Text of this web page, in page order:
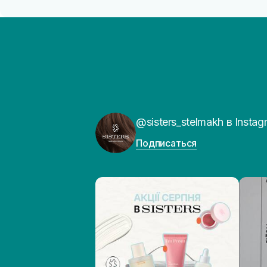
@sisters_stelmakh в
Подписаться